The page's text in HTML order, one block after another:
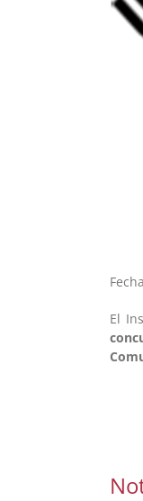
El